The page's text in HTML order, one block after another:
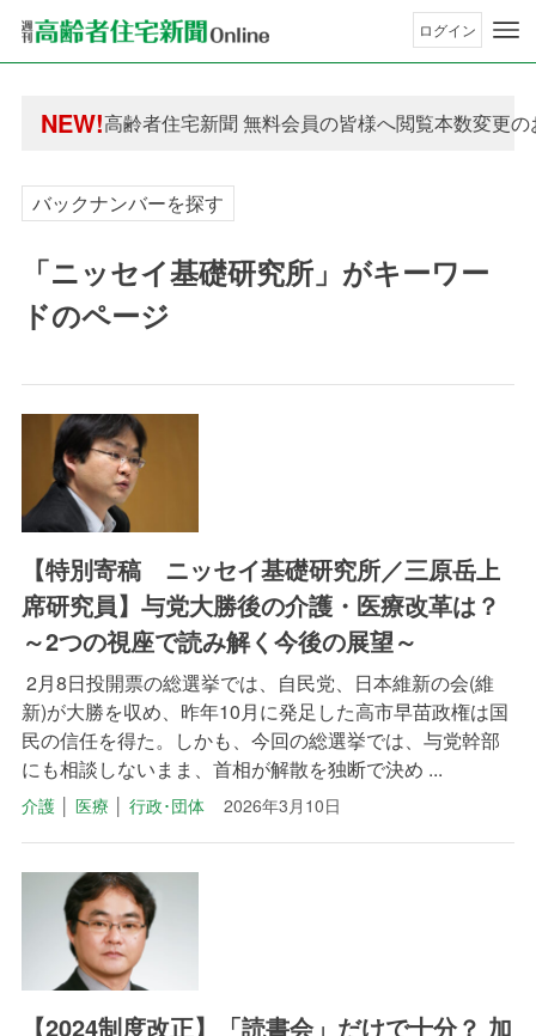
ログイン
NEW!高齢者住宅新聞 無料会員の皆様へ閲覧本数変更
高齢者住宅新聞 無料会員の皆様へ閲覧本数変更
バックナンバーを探す
「ニッセイ基礎研究所」がキーワー
ドのページ
【特別寄稿 ニッセイ基礎研究所／三原岳上
席研究員】与党大勝後の介護・医療改革は？
～2つの視座で読み解く今後の展望～
2月8日投開票の総選挙では、自民党、日本維新の会(維
新)が大勝を収め、昨年10月に発足した高市早苗政権は国
民の信任を得た。しかも、今回の総選挙では、与党幹部
にも相談しないまま、首相が解散を独断で決め ...
介護│ 医療 │ 行政･団体 2026年3月10日
【2024制度改正】「読書会」だけで十分？ 加